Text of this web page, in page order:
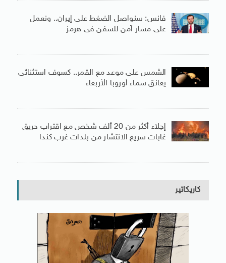
فانس: سنواصل الضغط على إيران.. ونعمل
على مسار آمن للسفن فى هرمز
الشمس على موعد مع القمر.. كسوف استثنائى
يعانق سماء أوروبا الأربعاء
إجلاء أكثر من 20 ألف شخص مع اقتراب حريق
غابات سريع الانتشار من بلدات غرب كندا
كاريكاتير